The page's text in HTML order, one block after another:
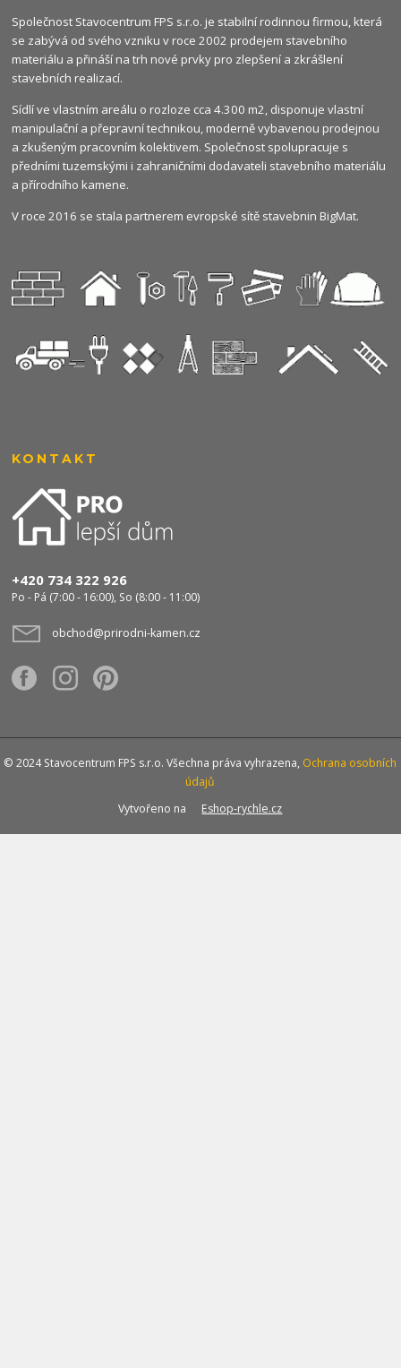
Společnost Stavocentrum FPS s.r.o. je stabilní rodinnou firmou, která
se zabývá od svého vzniku v roce 2002 prodejem stavebního
materiálu a přináší na trh nové prvky pro zlepšení a zkrášlení
stavebních realizací.
Sídlí ve vlastním areálu o rozloze cca 4.300 m2, disponuje vlastní
manipulační a přepravní technikou, moderně vybavenou prodejnou
a zkušeným pracovním kolektivem. Společnost spolupracuje s
předními tuzemskými i zahraničními dodavateli stavebního materiálu
a přírodního kamene.
V roce 2016 se stala partnerem evropské sítě stavebnin BigMat.
KONTAKT
+420 734 322 926
Po - Pá (7:00 - 16:00), So (8:00 - 11:00)
obchod@prirodni-kamen.cz
© 2024 Stavocentrum FPS s.r.o. Všechna práva vyhrazena, Ochrana osobních
údajů
Vytvořeno na
Eshop-rychle.cz